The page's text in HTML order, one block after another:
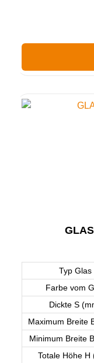
Typ Glas
Farbe vom
Dickte S
Maximum Breite
Minimum Breite
Totale Höhe H